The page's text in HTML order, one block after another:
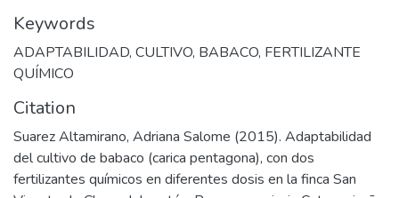
Keywords
ADAPTABILIDAD, CULTIVO, BABACO, FERTILIZANTE
QUÍMICO
Citation
Suarez Altamirano, Adriana Salome (2015). Adaptabilidad
del cultivo de babaco (carica pentagona), con dos
fertilizantes químicos en diferentes dosis en la finca San